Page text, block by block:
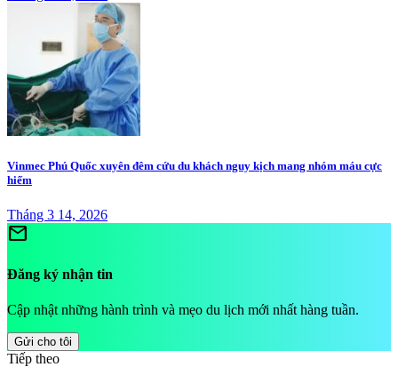
Vinmec Phú Quốc xuyên đêm cứu du khách nguy kịch mang nhóm máu cực
hiếm
Tháng 3 14, 2026
mail
Đăng ký nhận tin
Cập nhật những hành trình và mẹo du lịch mới nhất hàng tuần.
Gửi cho tôi
Tiếp theo